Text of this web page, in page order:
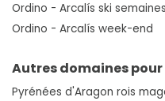
Ordino - Arcalís ski semaines
Ordino - Arcalís week-end
Autres domaines
Pyrénées d'Aragon rois